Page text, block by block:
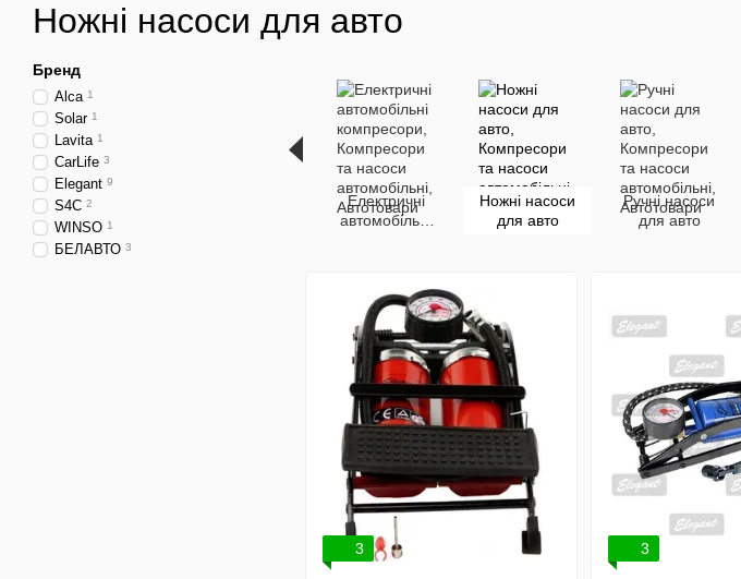
Ножні насоси для авто
Електричні
автомобільні
Ножні насоси
для авто
Ручні насоси
для авто
3 3
Бренд
Alca 1
Solar 1
Lavita 1
CarLife 3
Elegant 9
S4C 2
WINSO 1
БЕЛАВТО 3